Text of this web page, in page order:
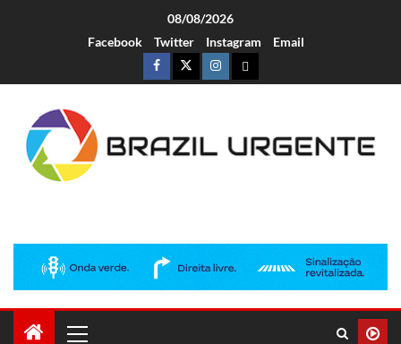
08/08/2026
Facebook
Twitter Instagram Email